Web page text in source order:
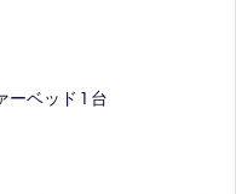
ーベッド 1 台